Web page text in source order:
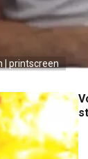
| printscreen